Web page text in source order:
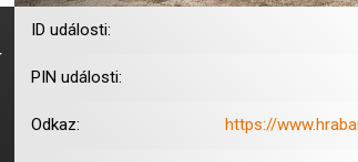
ID události:
PIN události:
Odkaz: https://